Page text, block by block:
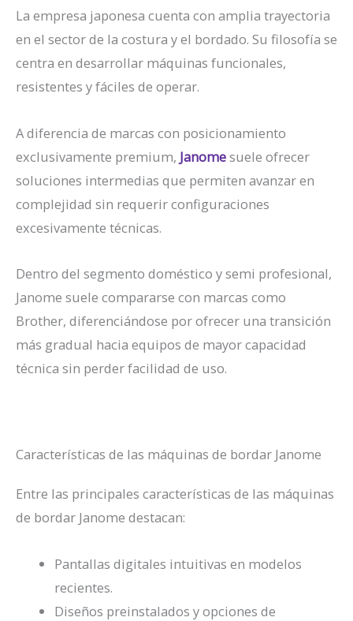
La empresa japonesa cuenta con amplia trayectoria
en el sector de la costura y el bordado. Su filosofía se
centra en desarrollar máquinas funcionales,
resistentes y fáciles de operar.
A diferencia de marcas con posicionamiento
exclusivamente premium, Janomesuele ofrecer
soluciones intermedias que permiten avanzar en
complejidad sin requerir configuraciones
excesivamente técnicas.
Dentro del segmento doméstico y semi profesional,
Janome suele compararse con marcas como
Brother, diferenciándose por ofrecer una transición
más gradual hacia equipos de mayor capacidad
técnica sin perder facilidad de uso.
Características de las máquinas de bordar Janome
Entre las principales características de las máquinas
de bordar Janome destacan:
Pantallas digitales intuitivas en modelos
recientes.
Diseños preinstalados y opciones de